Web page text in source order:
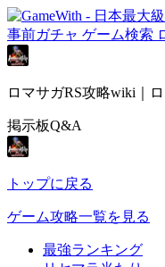
事前ガチャ ゲーム検索
ロマサガRS攻略wiki｜
掲示板Q&A
トップに戻る
ゲーム攻略一覧を見る
最強ランキング